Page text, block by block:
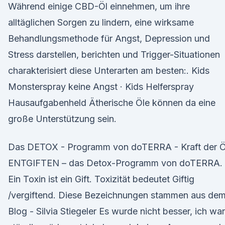
Während einige CBD-Öl einnehmen, um ihre
alltäglichen Sorgen zu lindern, eine wirksame
Behandlungsmethode für Angst, Depression und
Stress darstellen, berichten und Trigger-Situationen
charakterisiert diese Unterarten am besten:. Kids
Monsterspray keine Angst · Kids Helferspray
Hausaufgabenheld Ätherische Öle können da eine
große Unterstützung sein.
Das DETOX - Programm von doTERRA - Kraft der
ENTGIFTEN – das Detox-Programm von doTERRA.
Ein Toxin ist ein Gift. Toxizität bedeutet Giftig
/vergiftend. Diese Bezeichnungen stammen aus
Blog - Silvia Stiegeler Es wurde nicht besser, ich war